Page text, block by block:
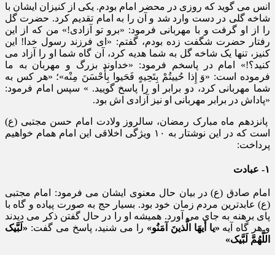
انس می گوید که روزی در محضر امام بودم. یکی از کنیزان ایشان با
شاخه گلی در دست وارد شد و آن را به امام تقدیم کرد. حضرت گل
را از او گرفت و با مهربانی فرمود: «برو تو آزادی!» من که از این
رفتار حضرت شگفت زده بودم، گفتم: «ای فرزند رسول خدا! این
کنیز، تنها یک شاخه گل به شما هدیه کرد، آن گاه شما او را آزاد می
کنید؟!» امام در پاسخم فرمود: «خداوند بزرگ و مهربان به ما
فرموده است: «وَ إِذا حُییتُمْ بِتَحِیهٍ فَحَیوا بِأَحْسَنَ مِنْه»؛ «هر کس به
شما مهربانی کرد، دو برابر او را پاسخ گویید. » سپس امام فرمود:
«پاداش در برابر مهربانی او نیز آزادی اش بود.
پانزدهم ماه مبارک رمضان، سالروز ولادت امام حسن مجتبی (ع)
است که در این نوشتار به ۱۰ ویژگی اخلاقی این امام همام خواهیم
پرداخت:
۱- عبادت
امام صادق (ع) در بیان حال معنوی ایشان می فرمود: امام مجتبی
(ع) عابدترین مردم زمان خود بود. بسیار حج به صورت پیاده و گاه با
پای برهنه به جای می آورد. همیشه او را در حال گفتن ذکر می دیدند
و هر گاه آیه «یا أَیهَا الَّذینَ آمَنُو» را می شنید، پاسخ می گفت: «لَبَّیک
اللَّهُمَّ لَبَّیک»